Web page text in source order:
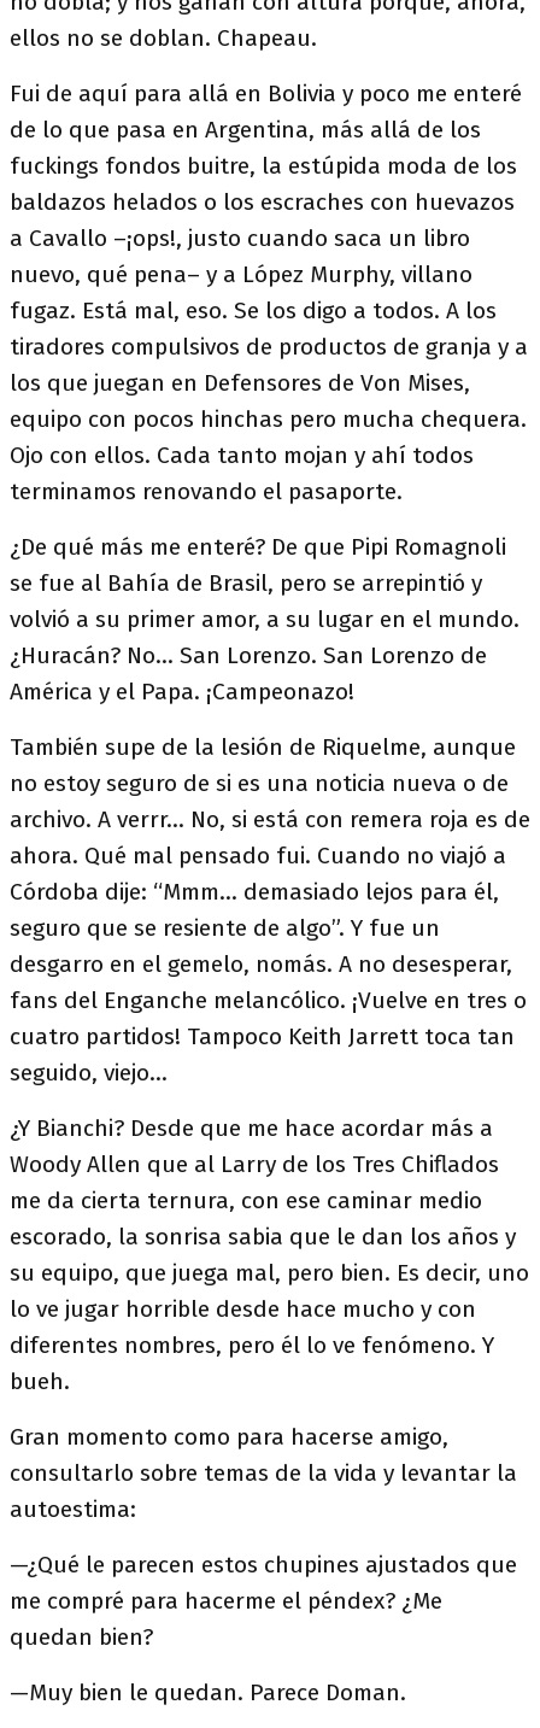
ellos no se doblan. Chapeau.
Fui de aquí para allá en Bolivia y poco me enteré
de lo que pasa en Argentina, más allá de los
fuckings fondos buitre, la estúpida moda de los
baldazos helados o los escraches con huevazos
a Cavallo –¡ops!, justo cuando saca un libro
nuevo, qué pena– y a López Murphy, villano
fugaz. Está mal, eso. Se los digo a todos. A los
tiradores compulsivos de productos de granja y a
los que juegan en Defensores de Von Mises,
equipo con pocos hinchas pero mucha chequera.
Ojo con ellos. Cada tanto mojan y ahí todos
terminamos renovando el pasaporte.
¿De qué más me enteré? De que Pipi Romagnoli
se fue al Bahía de Brasil, pero se arrepintió y
volvió a su primer amor, a su lugar en el mundo.
¿Huracán? No… San Lorenzo. San Lorenzo de
América y el Papa. ¡Campeonazo!
También supe de la lesión de Riquelme, aunque
no estoy seguro de si es una noticia nueva o de
archivo. A verrr… No, si está con remera roja es de
ahora. Qué mal pensado fui. Cuando no viajó a
Córdoba dije: “Mmm… demasiado lejos para él,
seguro que se resiente de algo”. Y fue un
desgarro en el gemelo, nomás. A no desesperar,
fans del Enganche melancólico. ¡Vuelve en tres o
cuatro partidos! Tampoco Keith Jarrett toca tan
seguido, viejo...
¿Y Bianchi? Desde que me hace acordar más a
Woody Allen que al Larry de los Tres Chiflados
me da cierta ternura, con ese caminar medio
escorado, la sonrisa sabia que le dan los años y
su equipo, que juega mal, pero bien. Es decir, uno
lo ve jugar horrible desde hace mucho y con
diferentes nombres, pero él lo ve fenómeno. Y
bueh.
Gran momento como para hacerse amigo,
consultarlo sobre temas de la vida y levantar la
autoestima:
—¿Qué le parecen estos chupines ajustados que
me compré para hacerme el péndex? ¿Me
quedan bien?
—Muy bien le quedan. Parece Doman.